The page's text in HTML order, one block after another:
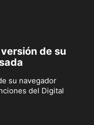
de su
su navegador
del Digital